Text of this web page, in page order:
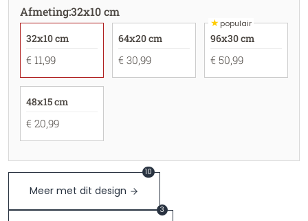
Afmeting:32x10 cm
32x10 cm
€ 11,99
64x20 cm
€ 30,99
★populair
96x30 cm
€ 50,99
48x15 cm
€ 20,99
Meer met dit design
10
3